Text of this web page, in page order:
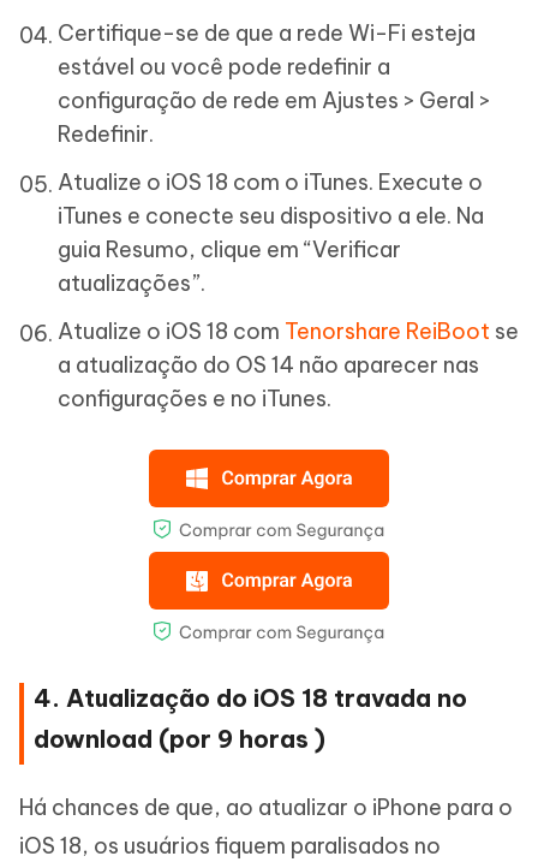
Certifique-se de que a rede Wi-Fi esteja
estável ou você pode redefinir a
configuração de rede em Ajustes > Geral >
Redefinir.
Atualize o iOS 18 com o iTunes. Execute o
iTunes e conecte seu dispositivo a ele. Na
guia Resumo, clique em “Verificar
atualizações”.
Atualize o iOS 18 com Tenorshare ReiBoot se
a atualização do OS 14 não aparecer nas
configurações e no iTunes.
4. Atualização do iOS 18 travada no
download (por 9 horas )
Há chances de que, ao atualizar o iPhone para o
iOS 18, os usuários fiquem paralisados no